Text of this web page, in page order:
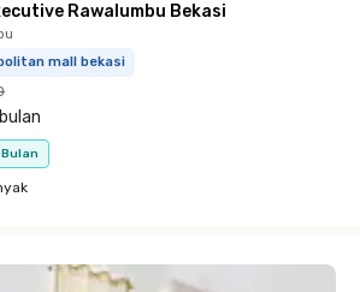
Rawalumbu Bekasi
mall bekasi
bulan
Bulan